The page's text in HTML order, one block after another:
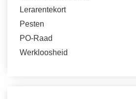
Lerarentekort
Pesten
PO-Raad
Werkloosheid